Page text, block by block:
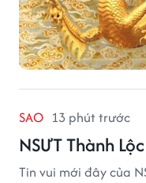
SAO 13 phút trước
NSƯT Thành
Tin vui mới đây của